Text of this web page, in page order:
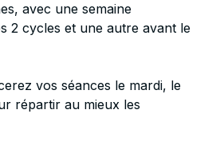
avec une semaine
2 cycles et une autre avant le
vos séances le mardi, le
répartir au mieux les